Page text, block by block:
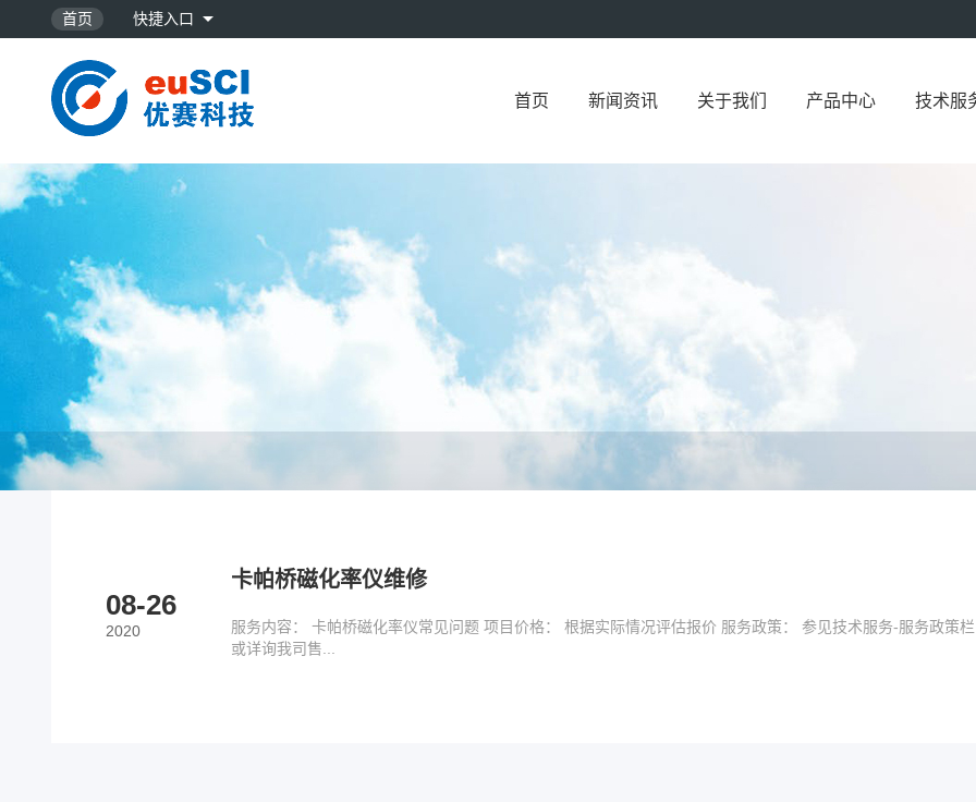
首页 快捷入口
首页 新闻资讯 关于我们 产品中心
SILICO… QVB-12… QVS-2反…
技术服
08-26
2020
卡帕桥磁化率仪维修
服务内容： 卡帕桥磁化率仪常见问题 项目价格： 根据实际情况评估报价 服务政策： 参见技术服务-服务政策
或详询我司售...